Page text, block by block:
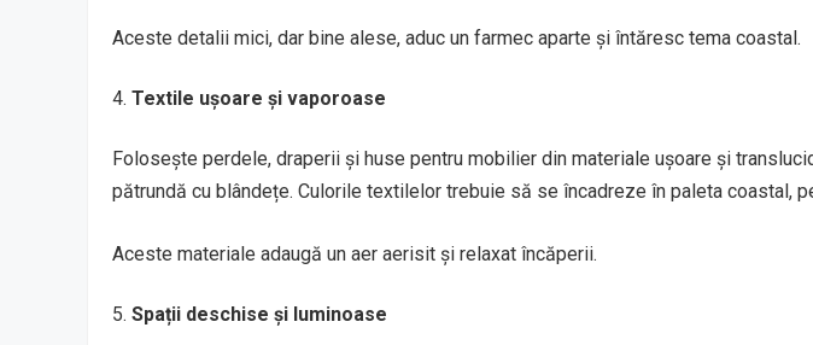
Aceste detalii mici, dar bine alese, aduc un farmec aparte și întăresc tema coastal.
Textile ușoare și vaporoase
Folosește perdele, draperii și huse pentru mobilier din materiale ușoare și
pătrundă cu blândețe. Culorile textilelor trebuie să se încadreze în paleta coastal,
Aceste materiale adaugă un aer aerisit și relaxat încăperii.
Spații deschise și luminoase